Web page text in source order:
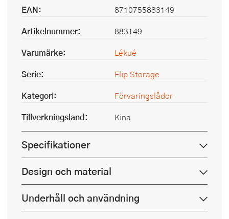
EAN:
8710755883149
Artikelnummer:
883149
Varumärke:
Lékué
Serie:
Flip Storage
Kategori:
Förvaringslådor
Tillverkningsland:
Kina
Specifikationer
Design och material
Underhåll och användning